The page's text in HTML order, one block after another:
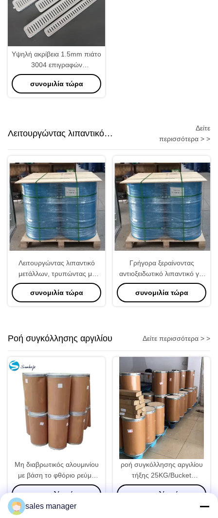
Υψηλή ακρίβεια 1.5mm πιάτο
3004 επιγραφών
θερμαντικών σωμάτων
πάχους
συνομιλία τώρα
Λειτουργώντας λιπαντικό
Δείτε
περισσότερα > >
Λειτουργώντας λιπαντικό
μετάλλων, τρυπώντας με
τρυπάνι λιπαντικό για το
χάλυβα βιομηχανικό
συνομιλία τώρα
Γρήγορα ξεραίνοντας
αντιοξειδωτικό λιπαντικό για
τα πτερύγια αργιλίου
συνομιλία τώρα
Ροή συγκόλλησης αργιλίου Δείτε περισσότερα > >
Μη διαβρωτικός αλουμινίου
με βάση το φθόριο ρεύμα
συγκόλλησης 25kg/βάζο
συνομιλία τώρα
ροή συγκόλλησης αργιλίου
τήξης 25KG/Bucket
525degree για τη
συνομιλία τώρα
sales manager